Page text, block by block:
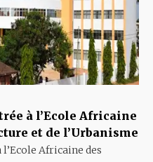
à l’Ecole Africaine
et de l’Urbanisme
l’Ecole Africaine des